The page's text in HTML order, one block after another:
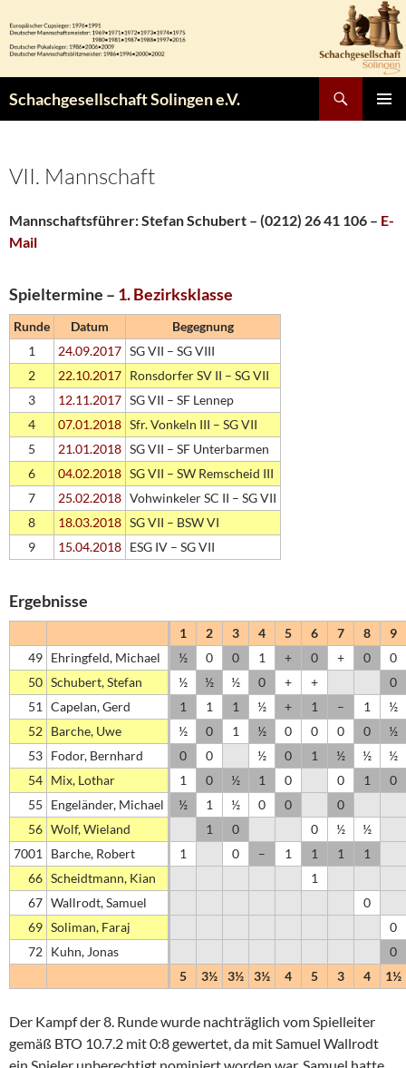
Inhalt
springen
Schachgesellschaft Solingen e.V.
VII. Mannschaft
Mannschaftsführer: Stefan Schubert – (0212) 26 41 106 – E-
Mail
Spieltermine – 1. Bezirksklasse
Runde Datum
Begegnung
1
24.09.2017 SG VII – SG VIII
2
22.10.2017 Ronsdorfer SV II – SG VII
3
12.11.2017 SG VII – SF Lennep
4
07.01.2018 Sfr. Vonkeln III – SG VII
5
21.01.2018 SG VII – SF Unterbarmen
6
04.02.2018 SG VII – SW Remscheid III
7
25.02.2018 Vohwinkeler SC II – SG VII
8
18.03.2018 SG VII – BSW VI
9
15.04.2018 ESG IV – SG VII
Ergebnisse
1 2 3 4 5 6 7 8
9
49 Ehringfeld, Michael ½ 0 0 1 + 0 + 0
0
50 Schubert, Stefan ½ ½ ½ 0 + +
0
51
Capelan, Gerd 1 1 1 ½ + 1 – 1
½
52 Barche, Uwe ½ 0 1 ½ 0 0 0 0
½
53 Fodor, Bernhard 0 0 ½ 0 1 ½ ½
½
54 Mix, Lothar 1 0 ½ 1 0 0 1
0
55
Engeländer, Michael ½ 1 ½ 0 0
0
56 Wolf, Wieland 1 0 0 ½
½
7001
Barche, Robert 1 0 – 1 1 1
1
66 Scheidtmann, Kian
1
67 Wallrodt, Samuel
0
69 Soliman, Faraj
0
72 Kuhn, Jonas
0
5
3½ 3½ 3½ 4 5 3 4 1½
Der Kampf der 8. Runde wurde nachträglich vom Spielleiter
gemäß BTO 10.7.2 mit 0:8 gewertet, da mit Samuel Wallrodt